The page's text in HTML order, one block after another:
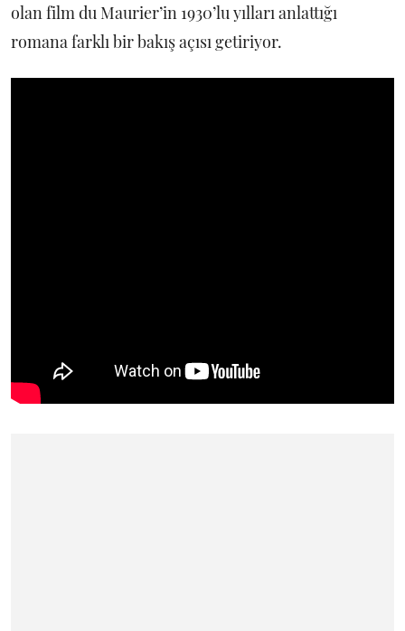
olan film du Maurier’in 1930’lu yılları anlattığı
romana farklı bir bakış açısı getiriyor.